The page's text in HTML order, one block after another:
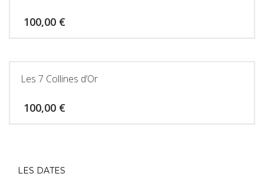
100,00 €
Les 7 Collines d’Or
100,00 €
LES DATES